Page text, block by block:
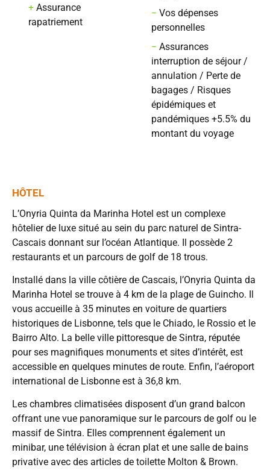
+ Assurance
rapatriement
−Vos dépenses
personnelles
−Assurances
interruption de séjour /
annulation / Perte de
bagages / Risques
épidémiques et
pandémiques +5.5% du
montant du voyage
HÔTEL
L’Onyria Quinta da Marinha Hotel est un complexe
hôtelier de luxe situé au sein du parc naturel de Sintra-
Cascais donnant sur l’océan Atlantique. Il possède 2
restaurants et un parcours de golf de 18 trous.
Installé dans la ville côtière de Cascais, l’Onyria Quinta da
Marinha Hotel se trouve à 4 km de la plage de Guincho. Il
vous accueille à 35 minutes en voiture de quartiers
historiques de Lisbonne, tels que le Chiado, le Rossio et le
Bairro Alto. La belle ville pittoresque de Sintra, réputée
pour ses magnifiques monuments et sites d’intérêt, est
accessible en quelques minutes de route. Enfin, l’aéroport
international de Lisbonne est à 36,8 km.
Les chambres climatisées disposent d’un grand balcon
offrant une vue panoramique sur le parcours de golf ou le
massif de Sintra. Elles comprennent également un
minibar, une télévision à écran plat et une salle de bains
privative avec des articles de toilette Molton & Brown.